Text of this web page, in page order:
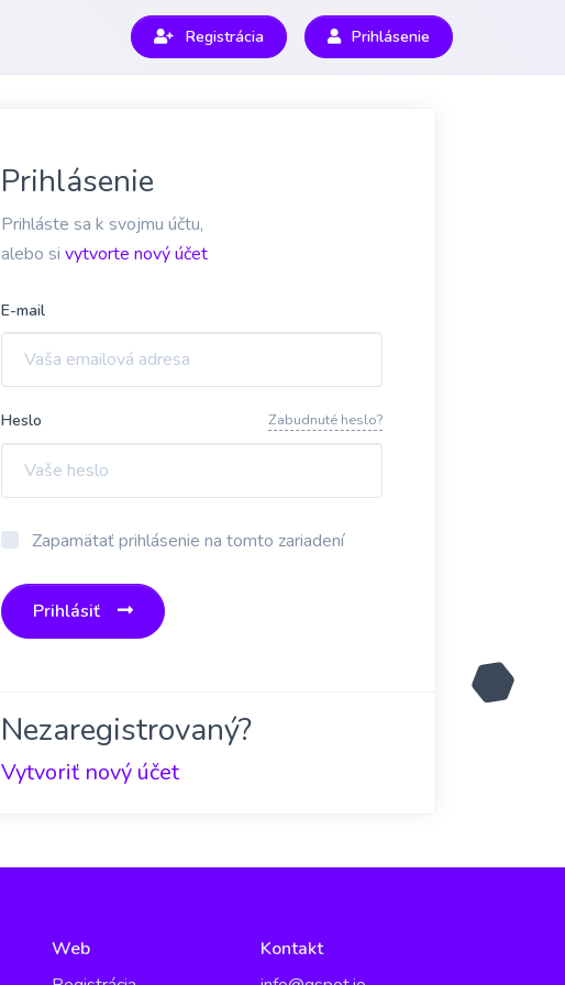
Registrácia Prihlásenie
Prihlásenie
Prihláste sa k svojmu účtu,
alebo si vytvorte nový účet
E-mail
Heslo Zabudnuté heslo?
Zapamätať prihlásenie na tomto zariadení
Prihlásiť
Nezaregistrovaný?
Vytvoriť nový účet
Web
Kontakt